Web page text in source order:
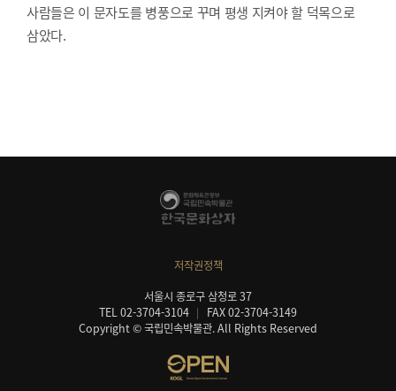
사람들은 이 문자도를 병풍으로 꾸며 평생 지켜야 할 덕목으로
삼았다.
저작권정책
서울시 종로구 삼청로 37
TEL 02-3704-3104
FAX 02-3704-3149
Copyright © 국립민속박물관. All Rights Reserved